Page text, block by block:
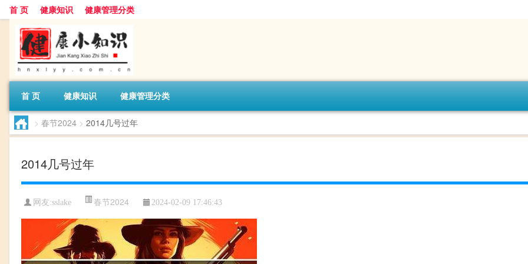
首 页 健康知识 健康管理分类
首 页 健康知识 健康管理分类
> 春节2024 > 2014几号过年
2014几号过年
网友:sslake 春节2024 2024-02-09 17:46:43